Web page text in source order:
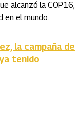
alcanzó la COP16,
en el mundo.
la campaña de
tenido